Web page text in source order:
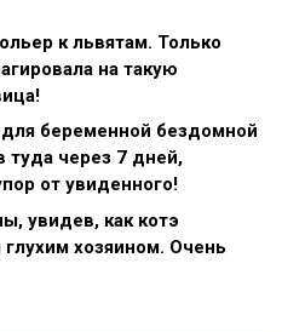
к львятам. Только
на такую
беременной бездомной
туда через 7 дней,
от увиденного!
увидев, как котэ
хозяином. Очень